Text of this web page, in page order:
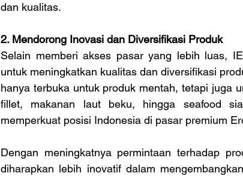
dan kualitas.
2. Mendorong Inovasi dan Diversifikasi Produk
Selain memberi akses pasar yang lebih luas,
untuk meningkatkan kualitas dan diversifikasi
hanya terbuka untuk produk mentah, tetapi juga
fillet, makanan laut beku, hingga seafood
memperkuat posisi Indonesia di pasar premium
Dengan meningkatnya permintaan terhadap
diharapkan lebih inovatif dalam